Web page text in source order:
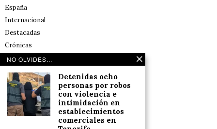
España
Internacional
Destacadas
Crónicas
Noticias de deportes en España
Reflexiones
LINKS
NO OLVIDES...
Detenidas ocho
personas por robos
con violencia e
intimidación en
establecimientos
comerciales en